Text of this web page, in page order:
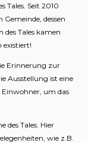
Tales. Seit 2010
Gemeinde, dessen
des Tales kamen
existiert!
Erinnerung zur
Ausstellung ist eine
Einwohner, um das
des Tales. Hier
wie z.B.